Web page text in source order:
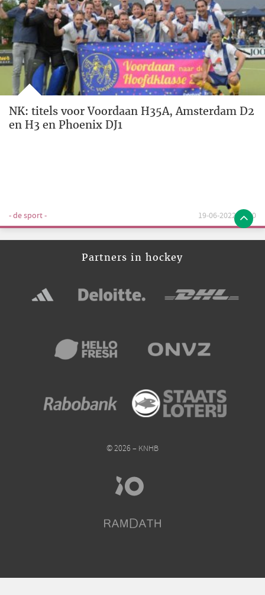
NK: titels voor Voordaan H35A, Amsterdam D2
en H3 en Phoenix DJ1
- de sport - 19-06-2022 10:00
Partners in hockey
© 2026 – KNHB